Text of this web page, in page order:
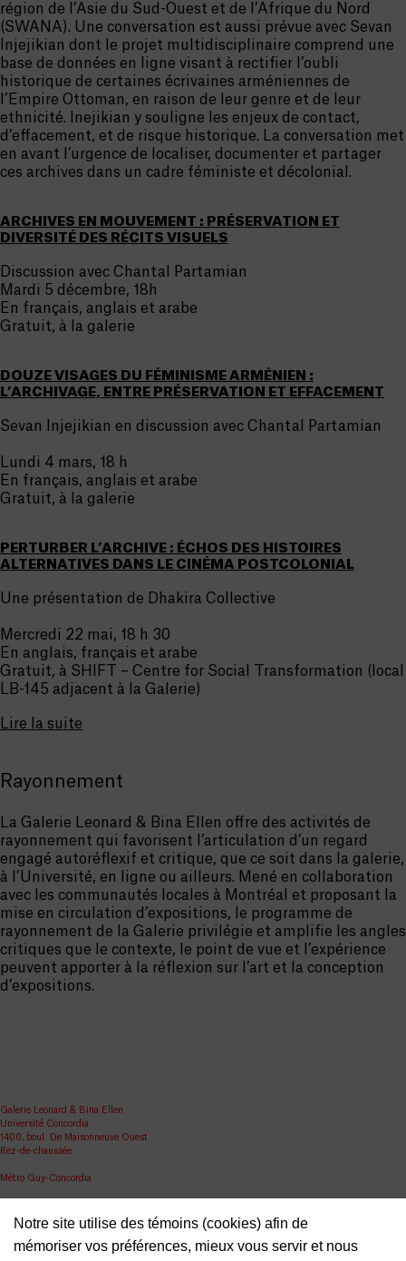
Notre site utilise des témoins (cookies) afin de
mémoriser vos préférences, mieux vous servir et nous
région de l’Asie du Sud-Ouest et de l’Afrique du Nord
(SWANA). Une conversation est aussi prévue avec Sevan
Injejikian dont le projet multidisciplinaire comprend une
base de données en ligne visant à rectifier l’oubli
historique de certaines écrivaines arméniennes de
l’Empire Ottoman, en raison de leur genre et de leur
ethnicité. Inejikian y souligne les enjeux de contact,
d’effacement, et de risque historique. La conversation met
en avant l’urgence de localiser, documenter et partager
ces archives dans un cadre féministe et décolonial.
ARCHIVES EN MOUVEMENT : PRÉSERVATION ET
DIVERSITÉ DES RÉCITS VISUELS
Discussion avec Chantal Partamian
Mardi 5 décembre, 18h
En français, anglais et arabe
Gratuit, à la galerie
DOUZE VISAGES DU FÉMINISME ARMÉNIEN :
L’ARCHIVAGE, ENTRE PRÉSERVATION ET EFFACEMENT
Sevan Injejikian en discussion avec Chantal Partamian
Lundi 4 mars, 18 h
En français, anglais et arabe
Gratuit, à la galerie
PERTURBER L’ARCHIVE : ÉCHOS DES HISTOIRES
ALTERNATIVES DANS LE CINÉMA POSTCOLONIAL
Une présentation de Dhakira Collective
Mercredi 22 mai, 18 h 30
En anglais, français et arabe
Gratuit, à SHIFT – Centre for Social Transformation (local
LB-145 adjacent à la Galerie)
Lire la suite
Rayonnement
La Galerie Leonard & Bina Ellen offre des activités de
rayonnement qui favorisent l’articulation d’un regard
engagé autoréflexif et critique, que ce soit dans la galerie,
à l’Université, en ligne ou ailleurs. Mené en collaboration
avec les communautés locales à Montréal et proposant la
mise en circulation d’expositions, le programme de
rayonnement de la Galerie privilégie et amplifie les angles
critiques que le contexte, le point de vue et l’expérience
peuvent apporter à la réflexion sur l’art et la conception
d’expositions.
Galerie Leonard & Bina Ellen
Université Concordia
1400, boul. De Maisonneuve Ouest
Rez-de-chaussée
Métro Guy-Concordia